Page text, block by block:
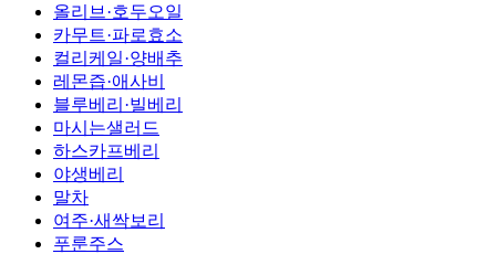
올리브·호두오일
카무트·파로효소
컬리케일·양배추
레몬즙·애사비
블루베리·빌베리
마시는샐러드
하스카프베리
야생베리
말차
여주·새싹보리
푸룬주스